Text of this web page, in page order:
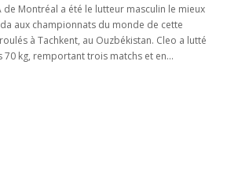
de Montréal a été le lutteur masculin le mieux
aux championnats du monde de cette
à Tachkent, au Ouzbékistan. Cleo a lutté
70 kg, remportant trois matchs et en...